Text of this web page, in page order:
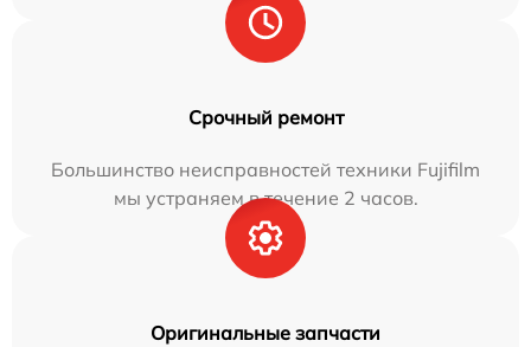
Срочный ремонт
Большинство неисправностей техники Fujifilm
мы устраняем в течение 2 часов.
Оригинальные запчасти